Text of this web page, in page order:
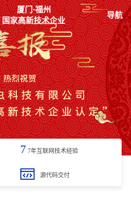
厦门·福州
国家高新技术企业
导航
7 7年互联网技术经验
源代码交付